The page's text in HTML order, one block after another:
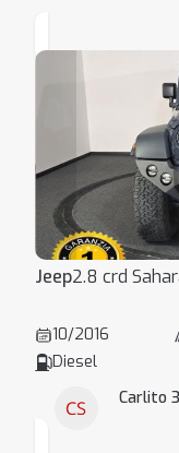
Jeep2.8 crd
10/2016
Diesel
Carlito